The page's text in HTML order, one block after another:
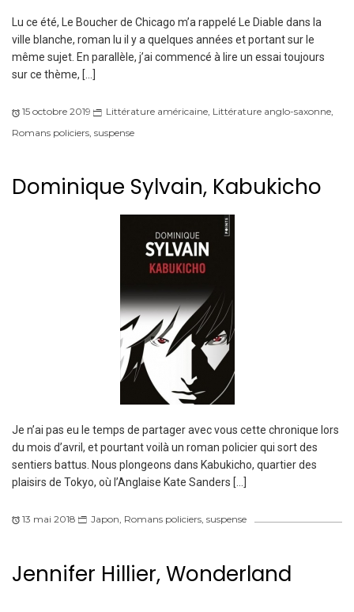
Lu ce été, Le Boucher de Chicago m’a rappelé Le Diable dans la
ville blanche, roman lu il y a quelques années et portant sur le
même sujet. En parallèle, j’ai commencé à lire un essai toujours
sur ce thème, […]
15 octobre 2019 Littérature américaine, Littérature anglo-saxonne,
Romans policiers, suspense
Dominique Sylvain, Kabukicho
Je n’ai pas eu le temps de partager avec vous cette chronique lors
du mois d’avril, et pourtant voilà un roman policier qui sort des
sentiers battus. Nous plongeons dans Kabukicho, quartier des
plaisirs de Tokyo, où l’Anglaise Kate Sanders […]
13 mai 2018 Japon Romans policiers suspense
Jennifer Hillier, Wonderland